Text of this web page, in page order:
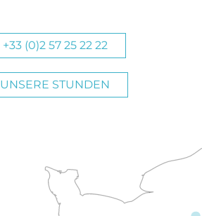
+33 (0)2 57 25 22 22
UNSERE STUNDEN